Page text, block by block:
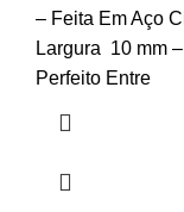
– Feita Em Aço
Largura 10 mm
Perfeito Entre